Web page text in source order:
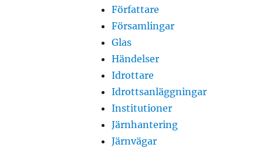
Författare
Församlingar
Glas
Händelser
Idrottare
Idrottsanläggningar
Institutioner
Järnhantering
Järnvägar